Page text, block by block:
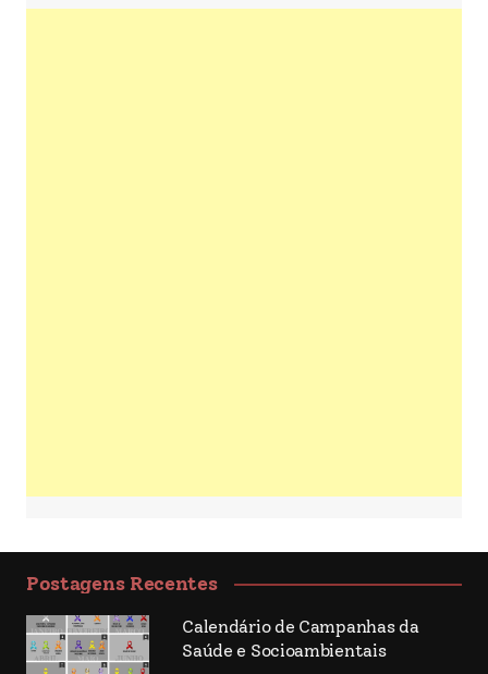
Postagens Recentes
Calendário de Campanhas da
Saúde e Socioambientais